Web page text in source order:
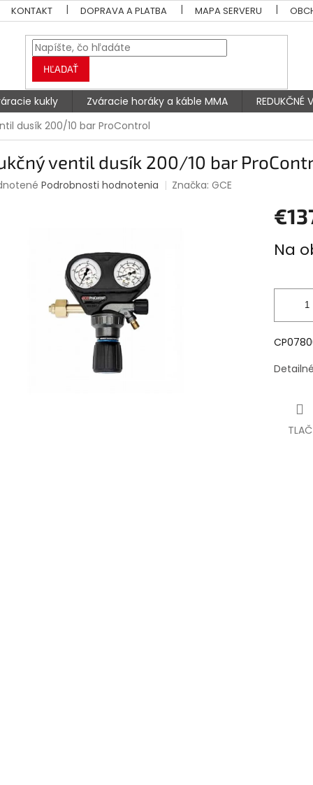
KONTAKT DOPRAVA A PLATBA MAPA SERVERU
HĽADAŤ
kukly Zváracie horáky a káble MMA REDUKČNÉ
dusík 200/10 bar ProControl
ventil dusík 200/10 bar
Podrobnosti hodnotenia Značka:GCE
cena:
Na
TLAČ